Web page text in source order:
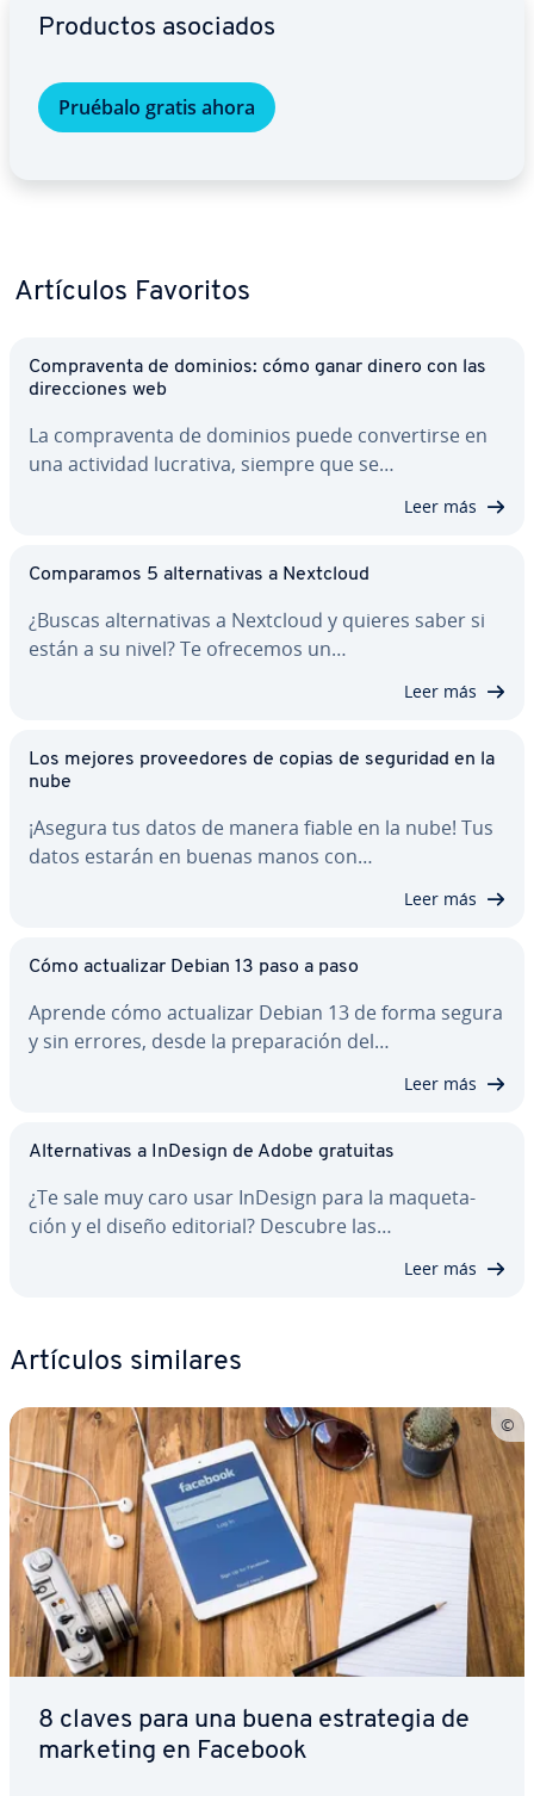
Productos asociados
Pruébalo gratis ahora
Artículos Favoritos
Co­m­pra­ve­n­ta de dominios: cómo ganar dinero con las
di­re­c­cio­nes web
La co­m­pra­ve­n­ta de dominios puede co­n­ve­r­ti­r­se en
una actividad lucrativa, siempre que se…
Leer más
Co­m­pa­ra­mos 5 al­te­r­na­ti­vas a Nextcloud
¿Buscas al­te­r­na­ti­vas a Nextcloud y quieres saber si
están a su nivel? Te ofrecemos un…
Leer más
Los mejores pro­vee­do­res de copias de seguridad en la
nube
¡Asegura tus datos de manera fiable en la nube! Tus
datos estarán en buenas manos con…
Leer más
Cómo ac­tua­li­zar Debian 13 paso a paso
Aprende cómo ac­tua­li­zar Debian 13 de forma segura
y sin errores, desde la pre­pa­ra­ción del…
Leer más
Al­te­r­na­ti­vas a InDesign de Adobe gratuitas
¿Te sale muy caro usar InDesign para la ma­que­ta­
ción y el diseño editorial? Descubre las…
Leer más
Artículos similares
8 claves para una buena es­tra­te­gia de
marketing en Facebook